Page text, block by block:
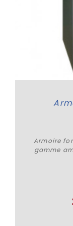
Armoire
gamme